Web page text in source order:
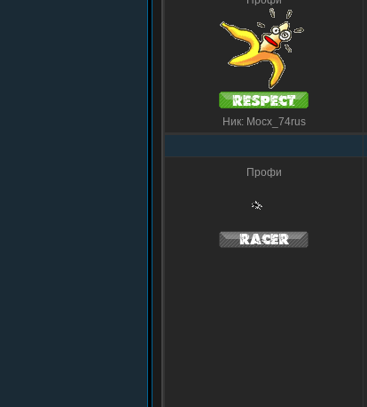
Ник: Mocx_74rus
Профи